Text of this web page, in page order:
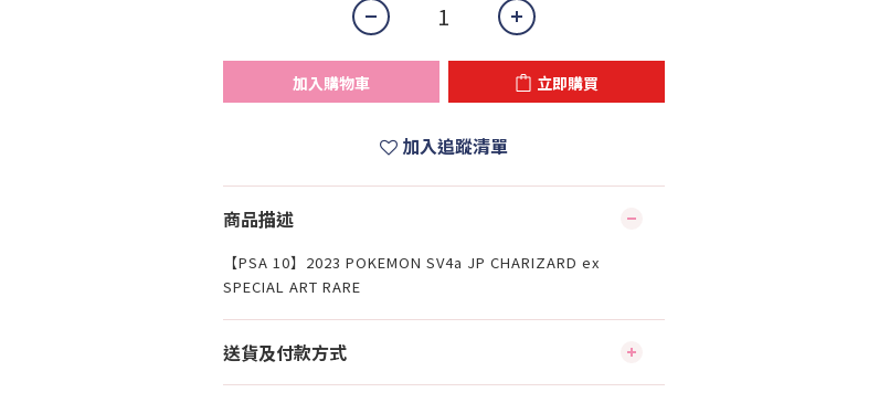
加入購物車 立即購買
加入追蹤清單
商品描述
【PSA 10】2023 POKEMON SV4a JP CHARIZARD ex
SPECIAL ART RARE
送貨及付款方式